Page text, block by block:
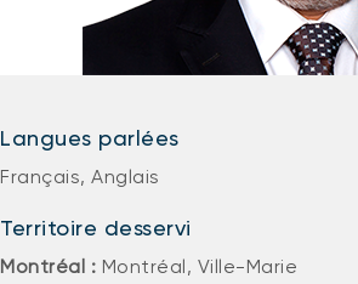
Langues parlées
Français, Anglais
Territoire desservi
Montréal : Montréal, Ville-Marie